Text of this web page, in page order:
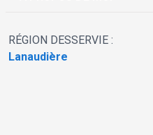
RÉGION DESSERVIE :
Lanaudière